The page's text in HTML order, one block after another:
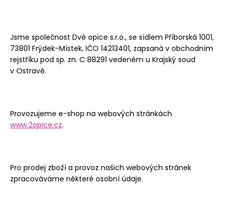
Jsme společnost Dvě opice s.r.o., se sídlem Příborská 1001,
73801 Frýdek-Místek, IČO 14213401, zapsaná v obchodním
rejstříku pod sp. zn. C 88291 vedeném u Krajský soud
v Ostravě.
Provozujeme e-shop na webových stránkách
www.2opice.cz.
Pro prodej zboží a provoz našich webových stránek
zpracováváme některé osobní údaje.
ž
e
m
e
t
o
j
í